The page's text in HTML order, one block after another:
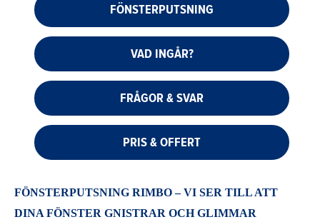
FÖNSTERPUTSNING
VAD INGÅR?
FRÅGOR & SVAR
PRIS & OFFERT
FÖNSTERPUTSNING RIMBO – VI SER TILL ATT
DINA FÖNSTER GNISTRAR OCH GLIMMAR